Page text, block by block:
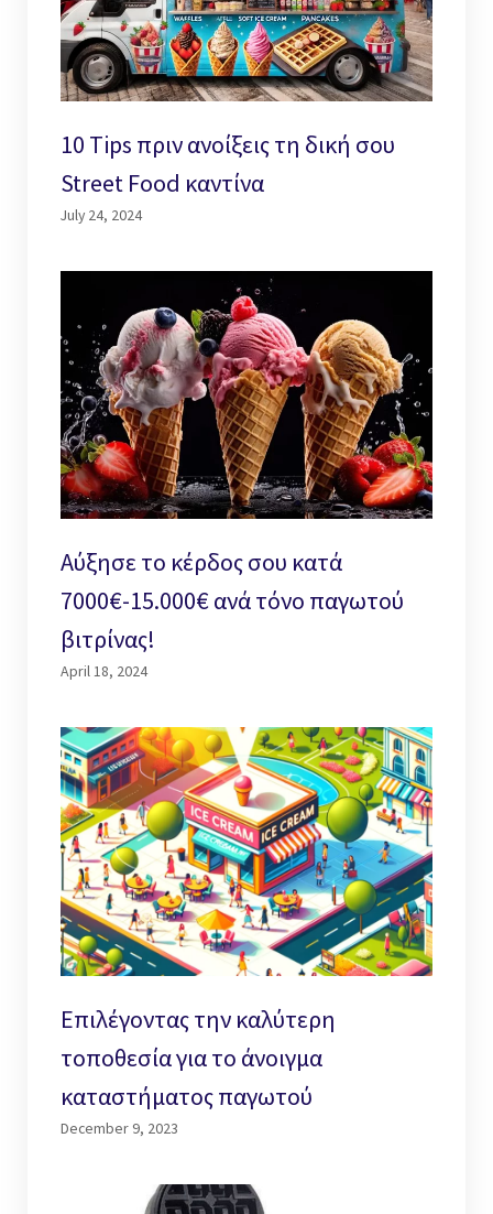
10 Tips πριν ανοίξεις τη δική σου
Street Food καντίνα
July 24, 2024
Αύξησε το κέρδος σου κατά
7000€-15.000€ ανά τόνο παγωτού
βιτρίνας!
April 18, 2024
Επιλέγοντας την καλύτερη
τοποθεσία για το άνοιγμα
καταστήματος παγωτού
December 9, 2023